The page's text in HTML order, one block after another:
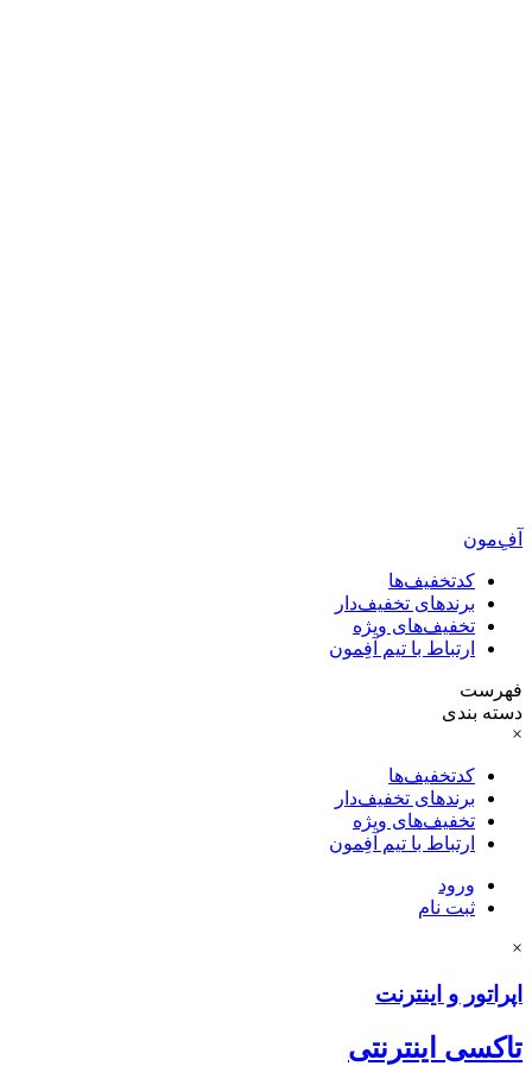
آفِ‌مون
کدتخفیف‌ها
برندهای تخفیف‌دار
تخفیف‌های ویژه
ارتباط با تیم آفِمون
فهرست
دسته بندی
×
کدتخفیف‌ها
برندهای تخفیف‌دار
تخفیف‌های ویژه
ارتباط با تیم آفِمون
ورود
ثبت نام
×
اپراتور و اینترنت
تاکسی اینترنتی